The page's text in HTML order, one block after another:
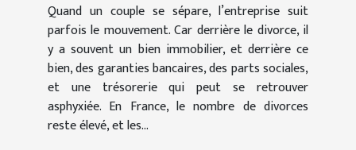
Quand un couple se sépare, l’entreprise suit
parfois le mouvement. Car derrière le divorce, il
y a souvent un bien immobilier, et derrière ce
bien, des garanties bancaires, des parts sociales,
et une trésorerie qui peut se retrouver
asphyxiée. En France, le nombre de divorces
reste élevé, et les...